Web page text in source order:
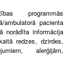
programmās
pacienta
norādīta informācija
redzes, dzirdes,
alerģijām,